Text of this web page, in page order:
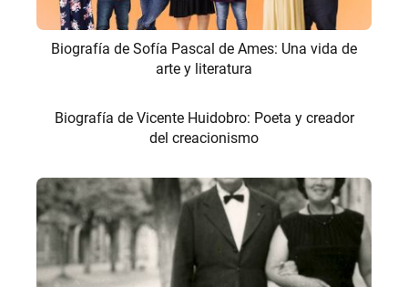
Biografía de Sofía Pascal de Ames: Una vida de
arte y literatura
Biografía de Vicente Huidobro: Poeta y creador
del creacionismo